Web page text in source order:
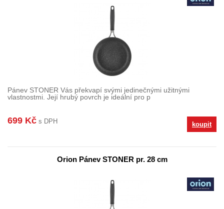
Pánev STONER Vás překvapí svými jedinečnými užitnými
vlastnostmi. Její hrubý povrch je ideální pro p
699 Kč s DPH koupit
Orion Pánev STONER pr. 28 cm